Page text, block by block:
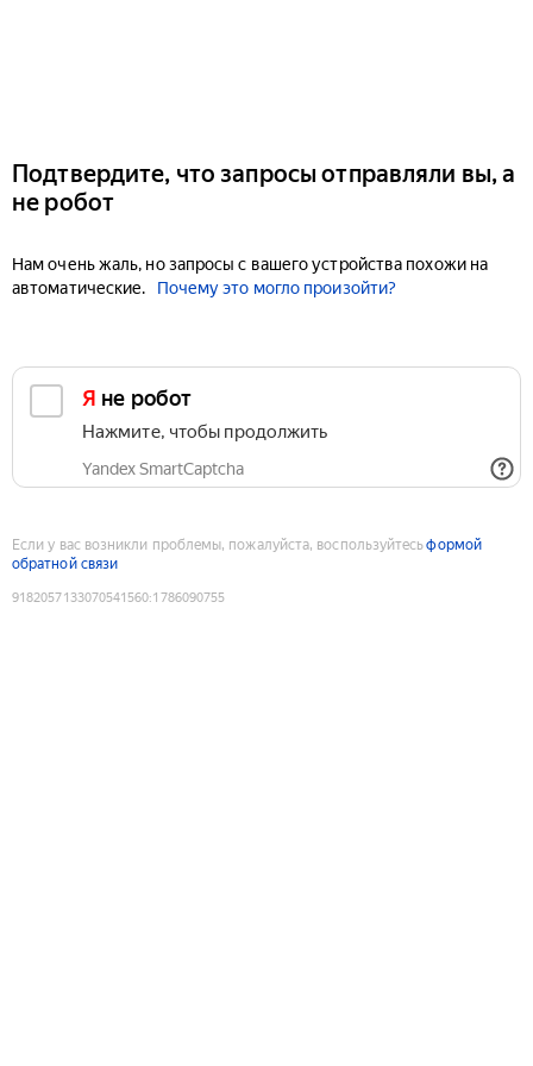
Подтвердите, что запросы отправляли вы, а
не робот
Нам очень жаль, но запросы с вашего устройства похожи на
автоматические.
Почему это могло произойти?
Я не робот
Нажмите, чтобы продолжить
Yandex SmartCaptcha
Если у вас возникли проблемы, пожалуйста, воспользуйтесьформой
обратной связи
9182057133070541560:1786090755